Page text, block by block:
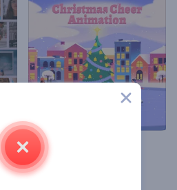
Neşeli Noel Animasyonları